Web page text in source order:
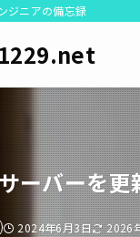
ジニアの備忘録
サーバーを
2024年6月3日 2026